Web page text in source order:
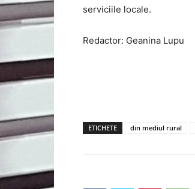
serviciile locale.
Redactor: Geanina Lupu
ETICHETE din mediul rural